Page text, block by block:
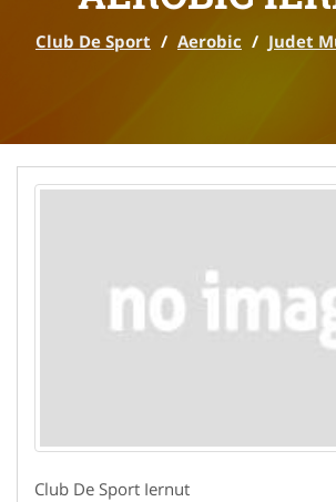
Club De Sport / Aerobic / Judet
Club De Sport Iernut